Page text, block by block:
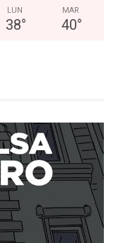
LUN
38°
MAR
40°